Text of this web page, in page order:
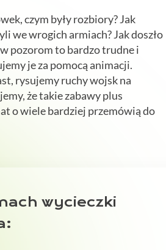
czym były rozbiory? Jak
we wrogich armiach? Jak doszło
pozorom to bardzo trudne i
je za pomocą animacji.
rysujemy ruchy wojsk na
że takie zabawy plus
o wiele bardziej przemówią do
wycieczki